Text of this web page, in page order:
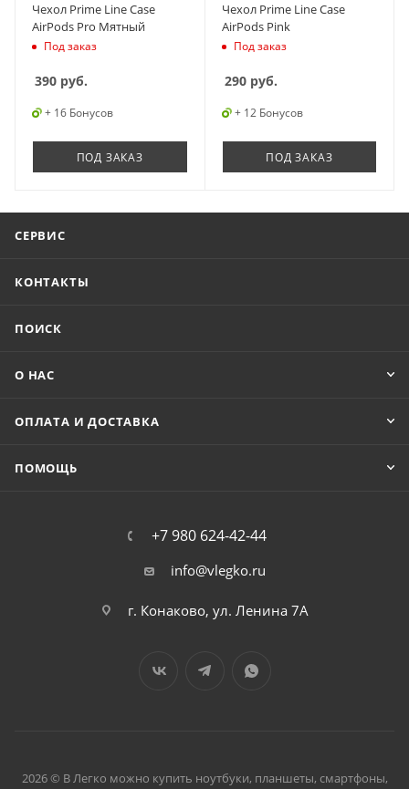
Чехол Prime Line Case
AirPods Pro Мятный
Под заказ
390 руб.
+ 16 Бонусов
ПОД ЗАКАЗ
Чехол Prime Line Case
AirPods Pink
Под заказ
290руб.
+ 12 Бонусов
ПОД ЗАКАЗ
СЕРВИС
КОНТАКТЫ
ПОИСК
О НАС
ОПЛАТА И ДОСТАВКА
ПОМОЩЬ
+7 980 624-42-44
info@vlegko.ru
г. Конаково, ул. Ленина 7А
2026 © В Легко можно купить ноутбуки, планшеты, смартфоны,